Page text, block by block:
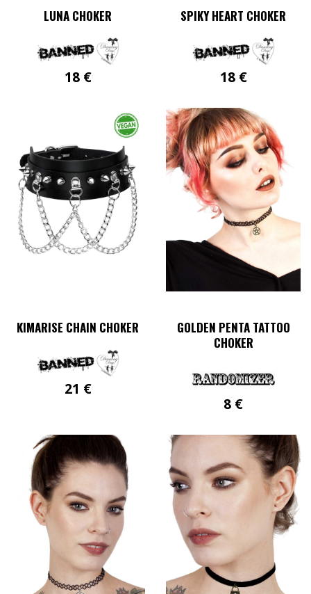
LUNA CHOKER
18 €
SPIKY HEART CHOKER
18 €
KIMARISE CHAIN CHOKER
21 €
GOLDEN PENTA TATTOO
CHOKER
8 €